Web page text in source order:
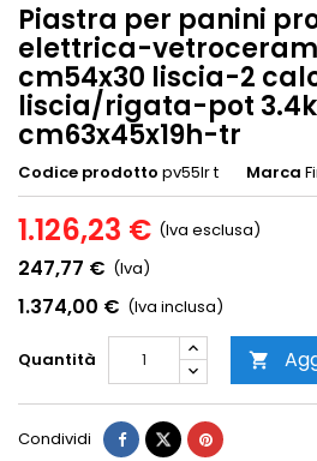
Piastra per panini
elettrica-
cm54x30 liscia-2
liscia/rigata-pot
cm63x45x19h-tr
Codice prodotto pv55lr t Marca
1.126,23 € (Iva esclusa)
247,77 € (Iva)
1.374,00 € (Iva inclusa)
Quantità 
Condividi